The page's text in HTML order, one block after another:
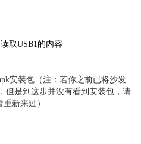
读取USB1的内容
安装包（注：若你之前已将沙发
但是到这步并没有看到安装包，请
重新来过 ）